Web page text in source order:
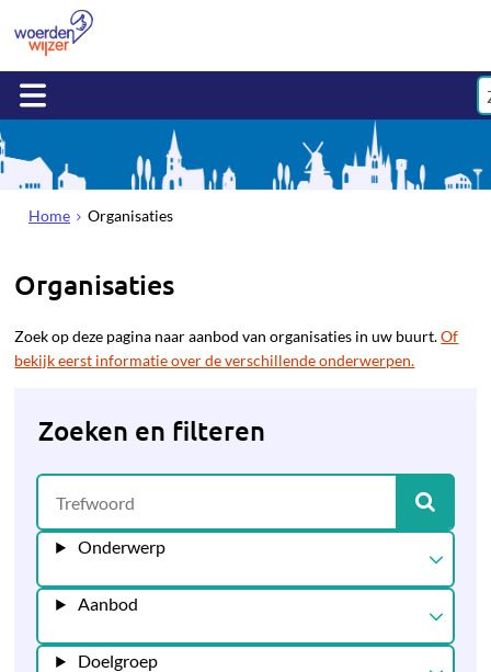
Home Organisaties
Organisaties
Zoek op deze pagina naar aanbod van organisaties in uw buurt.Of
bekijk eerst informatie over de verschillende onderwerpen.
Zoeken en filteren
Onderwerp
Aanbod
Doelgroep